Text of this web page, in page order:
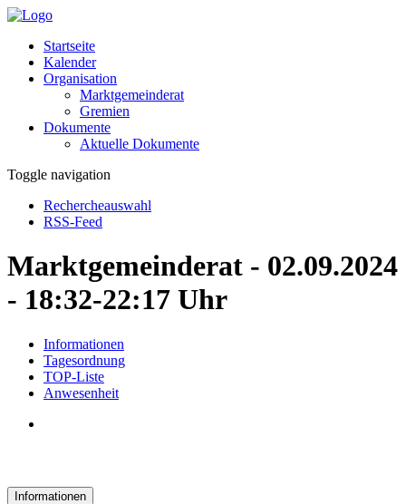
Startseite
Kalender
Organisation
Marktgemeinderat
Gremien
Dokumente
Aktuelle Dokumente
Toggle navigation
Rechercheauswahl
RSS-Feed
Marktgemeinderat - 02.09.2024
- 18:32-22:17 Uhr
Informationen
Tagesordnung
TOP-Liste
Anwesenheit
Informationen